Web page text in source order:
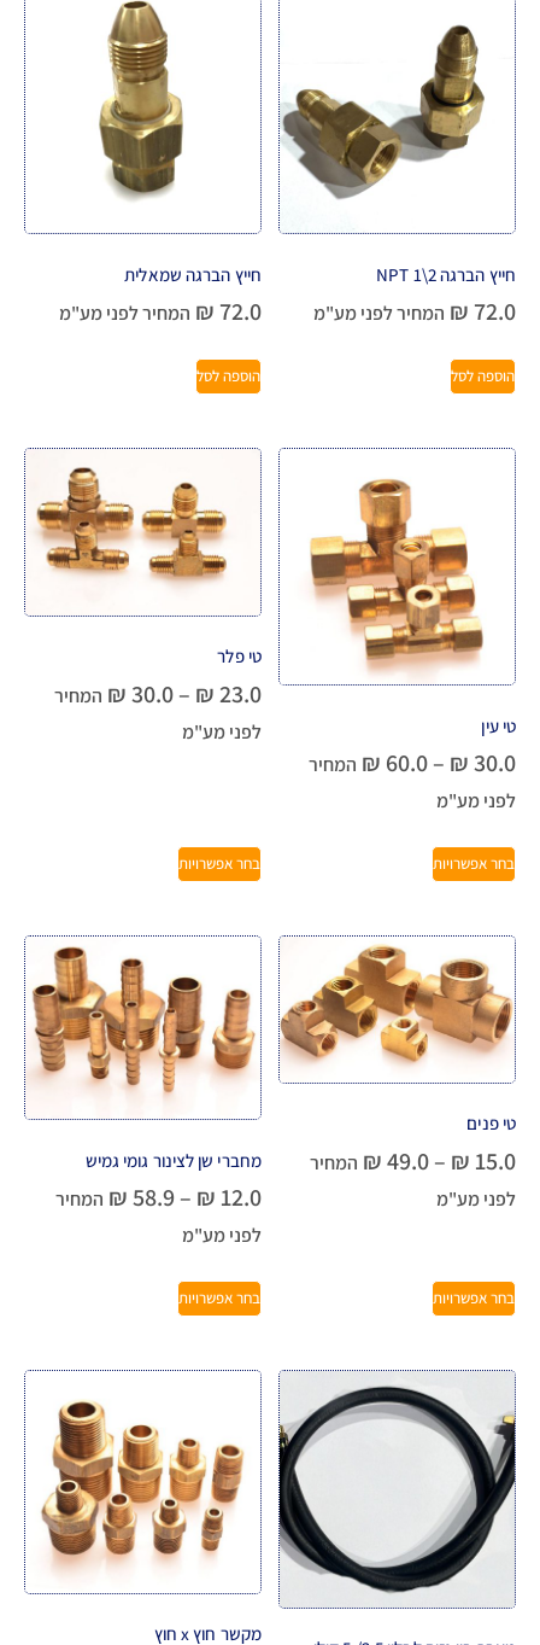
חייץ הברגה 2\1 NPT
₪ 72.0 המחיר לפני מע"מ
הוספה לסל
חייץ הברגה שמאלית
₪ 72.0 המחיר לפני מע"מ
הוספה לסל
טי עין
₪30.0
–
₪ 60.0
המחיר
לפני מע"מ
בחר אפשרויות
טי פלר
₪23.0
–
₪30.0
המחיר
לפני מע"מ
בחר אפשרויות
טי פנים
₪ 15.0
–
₪49.0
המחיר
לפני מע"מ
בחר אפשרויות
מחברי שן לצינור גומי גמיש
₪ 12.0
–
₪58.9
המחיר
לפני מע"מ
בחר אפשרויות
מקשר חוץ x חוץ